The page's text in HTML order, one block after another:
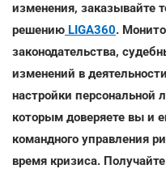
изменения, заказывайте
решению LIGA360.
законодательства,
изменений в
настройки персональной
которым доверяете вы и
командного управления
время кризиса.